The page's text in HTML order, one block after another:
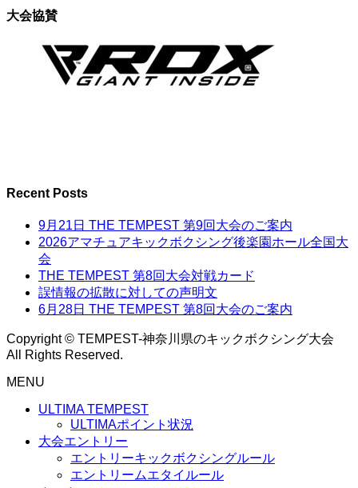
大会協賛
Recent Posts
9月21日 THE TEMPEST 第9回大会のご案内
2026アマチュアキックボクシング後楽園ホール全国大
会
THE TEMPEST 第8回大会対戦カード
誤情報の拡散に対しての声明文
6月28日 THE TEMPEST 第8回大会のご案内
Copyright © TEMPEST-神奈川県のキックボクシング大会
All Rights Reserved.
MENU
ULTIMA TEMPEST
ULTIMAポイント状況
大会エントリー
エントリーキックボクシングルール
エントリームエタイルール